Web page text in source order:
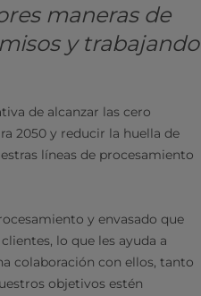
maneras de
y trabajando
de alcanzar las cero
2050 y reducir la huella de
líneas de procesamiento
y envasado que
lo que les ayuda a
colaboración con ellos, tanto
objetivos estén